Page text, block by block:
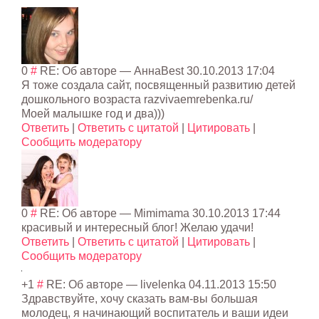
0 # RE: Об авторе — АннаBest30.10.2013 17:04
Я тоже создала сайт, посвященный развитию детей
дошкольного возраста razvivaemrebenka.ru/
Моей малышке год и два)))
Ответить
Ответить с цитатой Цитировать
Сообщить модератору
0 # RE: Об авторе — Mimimama 30.10.2013 17:44
красивый и интересный блог! Желаю удачи!
Ответить
Ответить с цитатой Цитировать
Сообщить модератору
+1 # RE: Об авторе — livelenka 04.11.2013 15:50
Здравствуйте, хочу сказать вам-вы большая
молодец, я начинающий воспитатель и ваши идеи